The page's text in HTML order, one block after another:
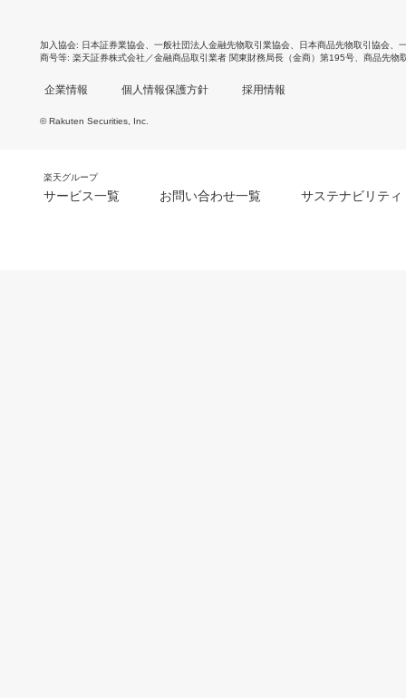
加入協会 日本証券業協会 一般社団法人金融先物取引業協会 日本商品先物取引協会
商号等 楽天証券株式会社／金融商品取引業者 関東財務局長（金商）第195号、商品先物
企業情報 個人情報保護方針 採用情報
© Rakuten Securities, Inc.
楽天グループ
サービス一覧 お問い合わせ一覧 サステナビリティ